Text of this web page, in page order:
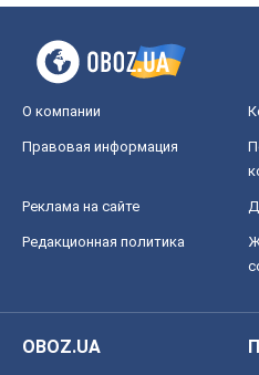
О компании
Правовая информация
Реклама на сайте
Редакционная политика
OBOZ.UA